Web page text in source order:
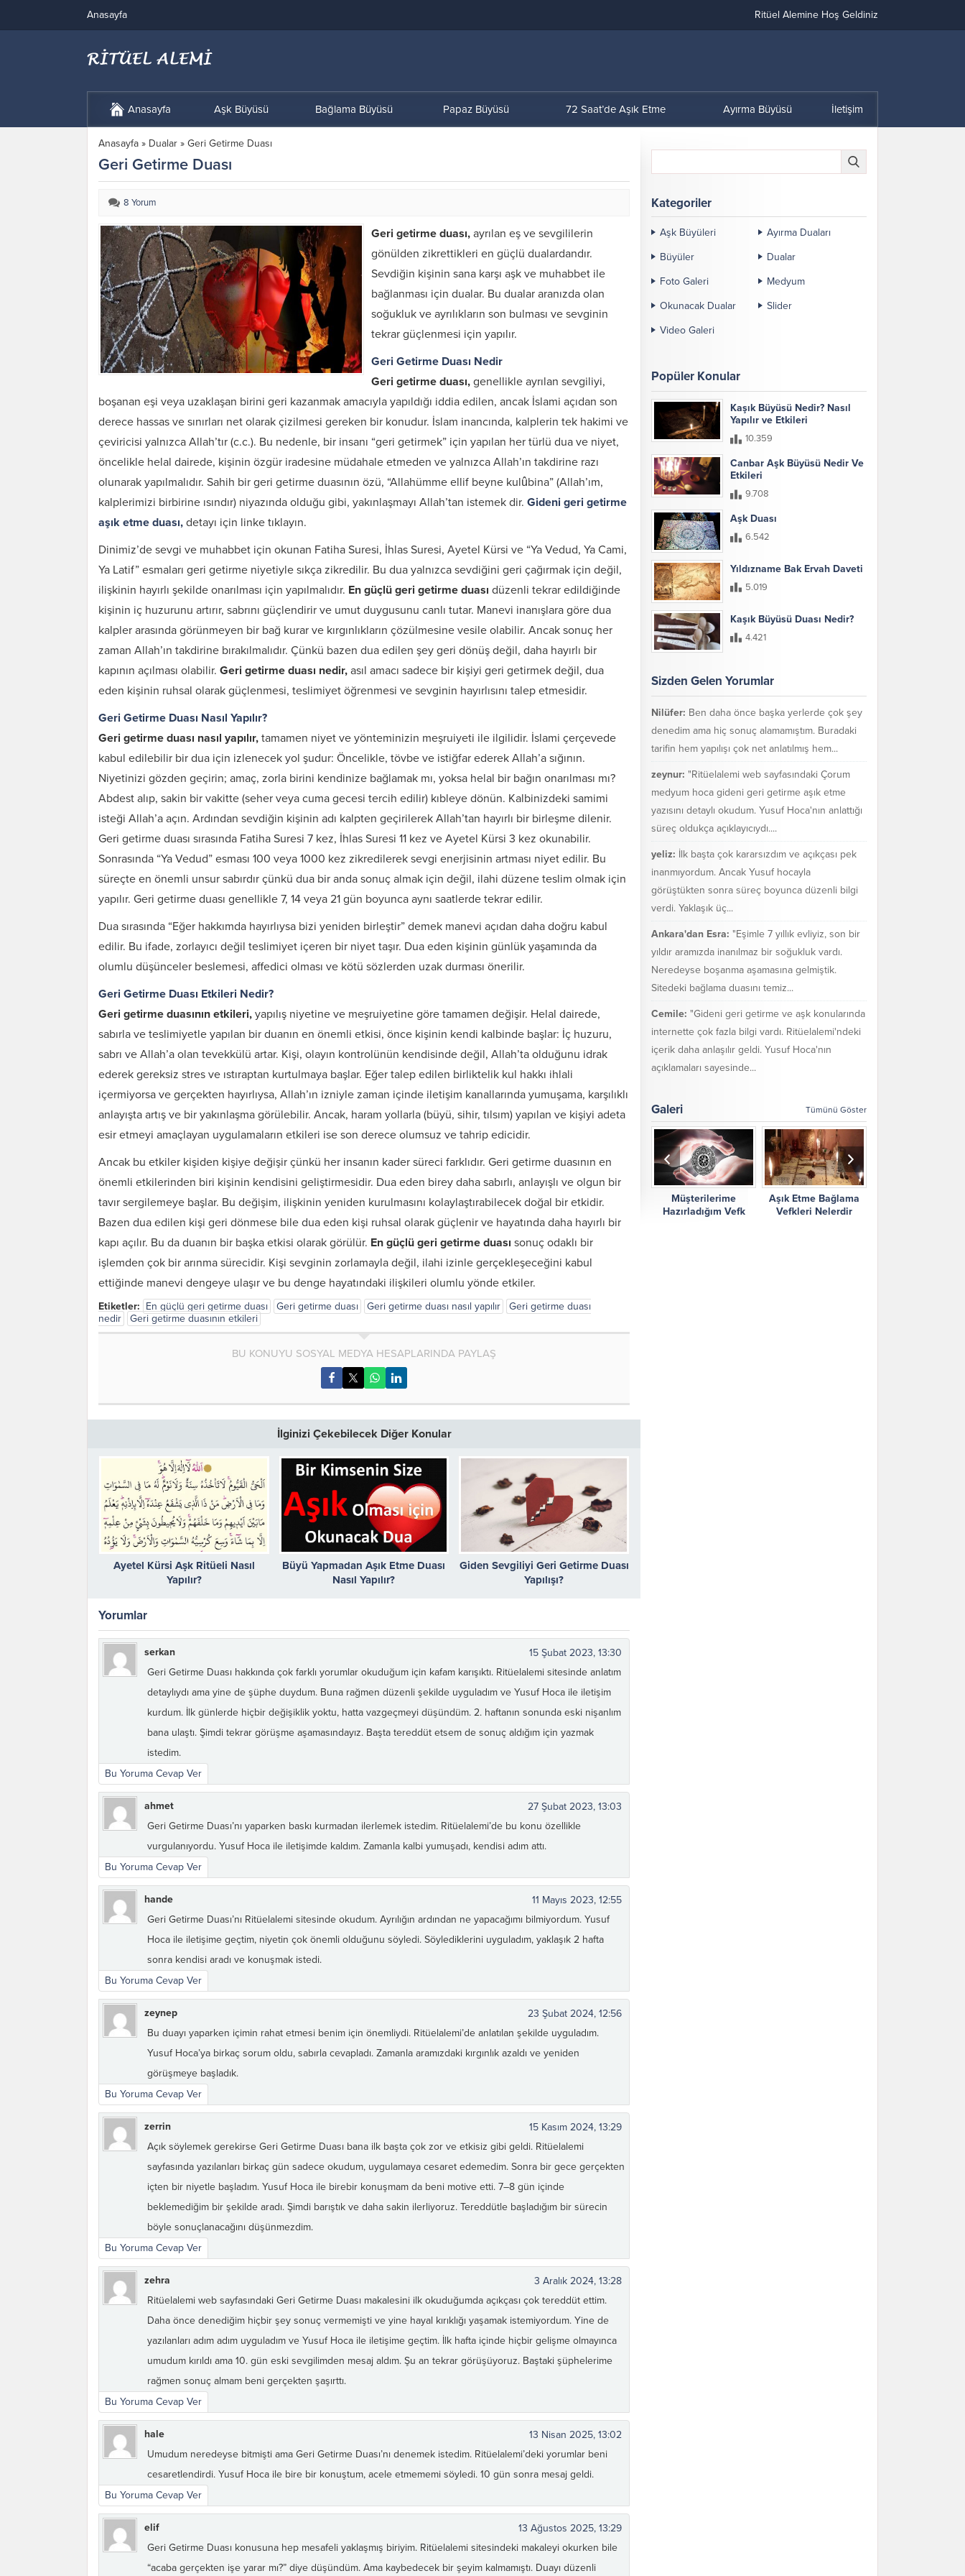
Anasayfa Ritüel Alemine Hoş Geldiniz
Anasayfa Aşk Büyüsü Bağlama Büyüsü Papaz Büyüsü 72 Saat’de Aşık Etme Ayırma Büyüsü İletişim
Anasayfa » Dualar » Geri Getirme Duası
Geri Getirme Duası
8 Yorum
Geri getirme duası, ayrılan eş ve sevgililerin
gönülden zikrettikleri en güçlü dualardandır.
Sevdiğin kişinin sana karşı aşk ve muhabbet ile
bağlanması için dualar. Bu dualar aranızda olan
soğukluk ve ayrılıkların son bulması ve sevginin
tekrar güçlenmesi için yapılır.
Geri Getirme Duası Nedir
Geri getirme duası, genellikle ayrılan sevgiliyi,
boşanan eşi veya uzaklaşan birini geri kazanmak amacıyla yapıldığı iddia edilen, ancak İslami açıdan son
derece hassas ve sınırları net olarak çizilmesi gereken bir konudur. İslam inancında, kalplerin tek hakimi ve
çeviricisi yalnızca Allah’tır (c.c.). Bu nedenle, bir insanı “geri getirmek” için yapılan her türlü dua ve niyet,
öncelikle helal dairede, kişinin özgür iradesine müdahale etmeden ve yalnızca Allah’ın takdirine razı
olunarak yapılmalıdır. Sahih bir geri getirme duasının özü, “Allahümme ellif beyne kulûbina” (Allah’ım,
kalplerimizi birbirine ısındır) niyazında olduğu gibi, yakınlaşmayı Allah’tan istemek dir. Gideni geri getirme
aşık etme duası, detayı için linke tıklayın.
Dinimiz’de sevgi ve muhabbet için okunan Fatiha Suresi, İhlas Suresi, Ayetel Kürsi ve “Ya Vedud, Ya Cami,
Ya Latif” esmaları geri getirme niyetiyle sıkça zikredilir. Bu dua yalnızca sevdiğini geri çağırmak için değil,
ilişkinin hayırlı şekilde onarılması için yapılmalıdır. En güçlü geri getirme duası düzenli tekrar edildiğinde
kişinin iç huzurunu artırır, sabrını güçlendirir ve umut duygusunu canlı tutar. Manevi inanışlara göre dua
kalpler arasında görünmeyen bir bağ kurar ve kırgınlıkların çözülmesine vesile olabilir. Ancak sonuç her
zaman Allah’ın takdirine bırakılmalıdır. Çünkü bazen dua edilen şey geri dönüş değil, daha hayırlı bir
kapının açılması olabilir. Geri getirme duası nedir, asıl amacı sadece bir kişiyi geri getirmek değil, dua
eden kişinin ruhsal olarak güçlenmesi, teslimiyet öğrenmesi ve sevginin hayırlısını talep etmesidir.
Geri Getirme Duası Nasıl Yapılır?
Geri getirme duası nasıl yapılır, tamamen niyet ve yönteminizin meşruiyeti ile ilgilidir. İslami çerçevede
kabul edilebilir bir dua için izlenecek yol şudur: Öncelikle, tövbe ve istiğfar ederek Allah’a sığının.
Niyetinizi gözden geçirin; amaç, zorla birini kendinize bağlamak mı, yoksa helal bir bağın onarılması mı?
Abdest alıp, sakin bir vakitte (seher veya cuma gecesi tercih edilir) kıbleye dönün. Kalbinizdeki samimi
isteği Allah’a açın. Ardından sevdiğin kişinin adı kalpten geçirilerek Allah’tan hayırlı bir birleşme dilenir.
Geri getirme duası sırasında Fatiha Suresi 7 kez, İhlas Suresi 11 kez ve Ayetel Kürsi 3 kez okunabilir.
Sonrasında “Ya Vedud” esması 100 veya 1000 kez zikredilerek sevgi enerjisinin artması niyet edilir. Bu
süreçte en önemli unsur sabırdır çünkü dua bir anda sonuç almak için değil, ilahi düzene teslim olmak için
yapılır. Geri getirme duası genellikle 7, 14 veya 21 gün boyunca aynı saatlerde tekrar edilir.
Dua sırasında “Eğer hakkımda hayırlıysa bizi yeniden birleştir” demek manevi açıdan daha doğru kabul
edilir. Bu ifade, zorlayıcı değil teslimiyet içeren bir niyet taşır. Dua eden kişinin günlük yaşamında da
olumlu düşünceler beslemesi, affedici olması ve kötü sözlerden uzak durması önerilir.
Geri Getirme Duası Etkileri Nedir?
Geri getirme duasının etkileri, yapılış niyetine ve meşruiyetine göre tamamen değişir. Helal dairede,
sabırla ve teslimiyetle yapılan bir duanın en önemli etkisi, önce kişinin kendi kalbinde başlar: İç huzuru,
sabrı ve Allah’a olan tevekkülü artar. Kişi, olayın kontrolünün kendisinde değil, Allah’ta olduğunu idrak
ederek gereksiz stres ve ıstıraptan kurtulmaya başlar. Eğer talep edilen birliktelik kul hakkı ihlali
içermiyorsa ve gerçekten hayırlıysa, Allah’ın izniyle zaman içinde iletişim kanallarında yumuşama, karşılıklı
anlayışta artış ve bir yakınlaşma görülebilir. Ancak, haram yollarla (büyü, sihir, tılsım) yapılan ve kişiyi adeta
esir etmeyi amaçlayan uygulamaların etkileri ise son derece olumsuz ve tahrip edicidir.
Ancak bu etkiler kişiden kişiye değişir çünkü her insanın kader süreci farklıdır. Geri getirme duasının en
önemli etkilerinden biri kişinin kendisini geliştirmesidir. Dua eden birey daha sabırlı, anlayışlı ve olgun bir
tavır sergilemeye başlar. Bu değişim, ilişkinin yeniden kurulmasını kolaylaştırabilecek doğal bir etkidir.
Bazen dua edilen kişi geri dönmese bile dua eden kişi ruhsal olarak güçlenir ve hayatında daha hayırlı bir
kapı açılır. Bu da duanın bir başka etkisi olarak görülür. En güçlü geri getirme duası sonuç odaklı bir
işlemden çok bir arınma sürecidir. Kişi sevginin zorlamayla değil, ilahi izinle gerçekleşeceğini kabul
ettiğinde manevi dengeye ulaşır ve bu denge hayatındaki ilişkileri olumlu yönde etkiler.
Etiketler: En güçlü geri getirme duası Geri getirme duası Geri getirme duası nasıl yapılır
Geri getirme duası
nedir
Geri getirme duasının etkileri
BU KONUYU SOSYAL MEDYA HESAPLARINDA PAYLAŞ
İlginizi Çekebilecek Diğer Konular
Ayetel Kürsi Aşk Ritüeli Nasıl
Yapılır?
Büyü Yapmadan Aşık Etme Duası
Nasıl Yapılır?
Giden Sevgiliyi Geri Getirme Duası
Yapılışı?
Yorumlar
serkan
15 Şubat 2023, 13:30
Geri Getirme Duası hakkında çok farklı yorumlar okuduğum için kafam karışıktı. Ritüelalemi sitesinde anlatım
detaylıydı ama yine de şüphe duydum. Buna rağmen düzenli şekilde uyguladım ve Yusuf Hoca ile iletişim
kurdum. İlk günlerde hiçbir değişiklik yoktu, hatta vazgeçmeyi düşündüm. 2. haftanın sonunda eski nişanlım
bana ulaştı. Şimdi tekrar görüşme aşamasındayız. Başta tereddüt etsem de sonuç aldığım için yazmak
istedim.
Bu Yoruma Cevap Ver
ahmet
27 Şubat 2023, 13:03
Geri Getirme Duası’nı yaparken baskı kurmadan ilerlemek istedim. Ritüelalemi’de bu konu özellikle
vurgulanıyordu. Yusuf Hoca ile iletişimde kaldım. Zamanla kalbi yumuşadı, kendisi adım attı.
Bu Yoruma Cevap Ver
hande
11 Mayıs 2023, 12:55
Geri Getirme Duası’nı Ritüelalemi sitesinde okudum. Ayrılığın ardından ne yapacağımı bilmiyordum. Yusuf
Hoca ile iletişime geçtim, niyetin çok önemli olduğunu söyledi. Söylediklerini uyguladım, yaklaşık 2 hafta
sonra kendisi aradı ve konuşmak istedi.
Bu Yoruma Cevap Ver
zeynep
23 Şubat 2024, 12:56
Bu duayı yaparken içimin rahat etmesi benim için önemliydi. Ritüelalemi’de anlatılan şekilde uyguladım.
Yusuf Hoca’ya birkaç sorum oldu, sabırla cevapladı. Zamanla aramızdaki kırgınlık azaldı ve yeniden
görüşmeye başladık.
Bu Yoruma Cevap Ver
zerrin
15 Kasım 2024, 13:29
Açık söylemek gerekirse Geri Getirme Duası bana ilk başta çok zor ve etkisiz gibi geldi. Ritüelalemi
sayfasında yazılanları birkaç gün sadece okudum, uygulamaya cesaret edemedim. Sonra bir gece gerçekten
içten bir niyetle başladım. Yusuf Hoca ile birebir konuşmam da beni motive etti. 7–8 gün içinde
beklemediğim bir şekilde aradı. Şimdi barıştık ve daha sakin ilerliyoruz. Tereddütle başladığım bir sürecin
böyle sonuçlanacağını düşünmezdim.
Bu Yoruma Cevap Ver
zehra
3 Aralık 2024, 13:28
Ritüelalemi web sayfasındaki Geri Getirme Duası makalesini ilk okuduğumda açıkçası çok tereddüt ettim.
Daha önce denediğim hiçbir şey sonuç vermemişti ve yine hayal kırıklığı yaşamak istemiyordum. Yine de
yazılanları adım adım uyguladım ve Yusuf Hoca ile iletişime geçtim. İlk hafta içinde hiçbir gelişme olmayınca
umudum kırıldı ama 10. gün eski sevgilimden mesaj aldım. Şu an tekrar görüşüyoruz. Baştaki şüphelerime
rağmen sonuç almam beni gerçekten şaşırttı.
Bu Yoruma Cevap Ver
hale
13 Nisan 2025, 13:02
Umudum neredeyse bitmişti ama Geri Getirme Duası’nı denemek istedim. Ritüelalemi’deki yorumlar beni
cesaretlendirdi. Yusuf Hoca ile bire bir konuştum, acele etmememi söyledi. 10 gün sonra mesaj geldi.
Bu Yoruma Cevap Ver
elif
13 Ağustos 2025, 13:29
Geri Getirme Duası konusuna hep mesafeli yaklaşmış biriyim. Ritüelalemi sitesindeki makaleyi okurken bile
“acaba gerçekten işe yarar mı?” diye düşündüm. Ama kaybedecek bir şeyim kalmamıştı. Duayı düzenli
Kategoriler
Aşk Büyüleri
Ayırma Duaları
Büyüler
Dualar
Foto Galeri
Medyum
Okunacak Dualar
Slider
Video Galeri
Popüler Konular
Kaşık Büyüsü Nedir? Nasıl
Yapılır ve Etkileri
10.359
Canbar Aşk Büyüsü Nedir Ve
Etkileri
9.708
Aşk Duası
6.542
Yıldızname Bak Ervah Daveti
5.019
Kaşık Büyüsü Duası Nedir?
4.421
Sizden Gelen Yorumlar
Nilüfer: Ben daha önce başka yerlerde çok şey
denedim ama hiç sonuç alamamıştım. Buradaki
tarifin hem yapılışı çok net anlatılmış hem...
zeynur: "Ritüelalemi web sayfasındaki Çorum
medyum hoca gideni geri getirme aşık etme
yazısını detaylı okudum. Yusuf Hoca'nın anlattığı
süreç oldukça açıklayıcıydı....
yeliz: İlk başta çok kararsızdım ve açıkçası pek
inanmıyordum. Ancak Yusuf hocayla
görüştükten sonra süreç boyunca düzenli bilgi
verdi. Yaklaşık üç...
Ankara'dan Esra: "Eşimle 7 yıllık evliyiz, son bir
yıldır aramızda inanılmaz bir soğukluk vardı.
Neredeyse boşanma aşamasına gelmiştik.
Sitedeki bağlama duasını temiz...
Cemile: "Gideni geri getirme ve aşk konularında
internette çok fazla bilgi vardı. Ritüelalemi'ndeki
içerik daha anlaşılır geldi. Yusuf Hoca'nın
açıklamaları sayesinde...
Galeri Tümünü Göster
Karı Koca Arası
Muhabbeti Artıran
Dua ve Etkileri
Kişiye Özel Vefkler ve
Zırh için Yazıln Vefkler
Vefk Yazmak İçin
Müşterilerime
Hazırladığım Vefk
Aşık Etme Bağlama
Vefkleri Nelerdir